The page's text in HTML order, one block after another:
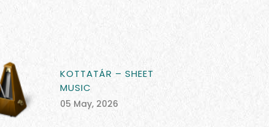
KOTTATÁR – SHEET
MUSIC
05 May, 2026